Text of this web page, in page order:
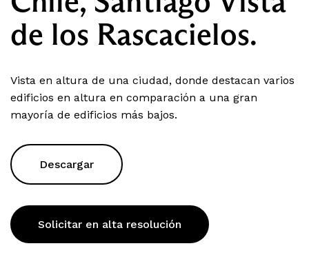
de los Rascacielos.
Vista en altura de una ciudad, donde destacan varios
edificios en altura en comparación a una gran
mayoría de edificios más bajos.
Descargar
Solicitar en alta resolución